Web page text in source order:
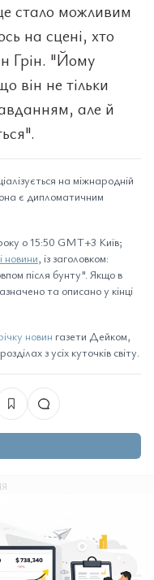
це стало можливим
на сцені, хто
Грін. "Йому
він не тільки
але й
на міжнародній
є дипломатичним
о 15:50 GMT+3 Київ;
новини, із заголовком:
після бунту". Якщо в
та описано у кінці
новин газети Дейком,
з усіх куточків світу.